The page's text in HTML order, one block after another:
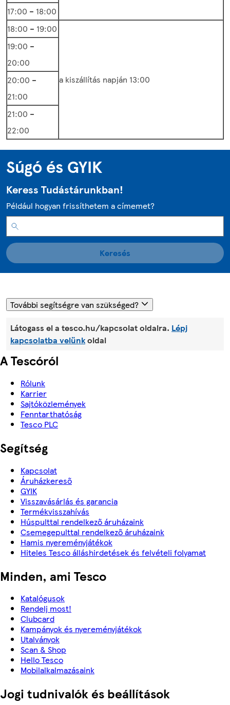
17:00 – 18:00
18:00 – 19:00
a kiszállítás napján 13:00
19:00 –
20:00
20:00 –
21:00
21:00 –
22:00
Súgó és GYIK
Keress Tudástárunkban!
Például hogyan frissíthetem a címemet?
Keresés
További segítségre van szükséged?
Látogass el a tesco.hu/kapcsolat oldalra. Lépj
kapcsolatba velünkoldal
A Tescóról
Rólunk
Karrier
Sajtóközlemények
Fenntarthatóság
Tesco PLC
Segítség
Kapcsolat
Áruházkereső
GYIK
Visszavásárlás és garancia
Termékvisszahívás
Húspulttal rendelkező áruházaink
Csemegepulttal rendelkező áruházaink
Hamis nyereményjátékok
Hiteles Tesco álláshirdetések és felvételi folyamat
Minden, ami Tesco
Katalógusok
Rendelj most!
Clubcard
Kampányok és nyereményjátékok
Utalványok
Scan & Shop
Hello Tesco
Mobilalkalmazásaink
Jogi tudnivalók és beállítások